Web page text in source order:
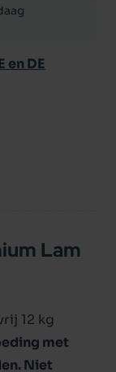
en DE
Lam
12 kg
met
Niet